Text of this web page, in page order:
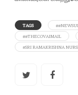
TAGS
##THECOVAIMAIL
#SRI RAMAKRISHNA